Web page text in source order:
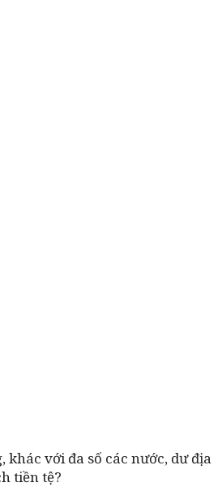
với đa số các nước, dư địa
tiền tệ?